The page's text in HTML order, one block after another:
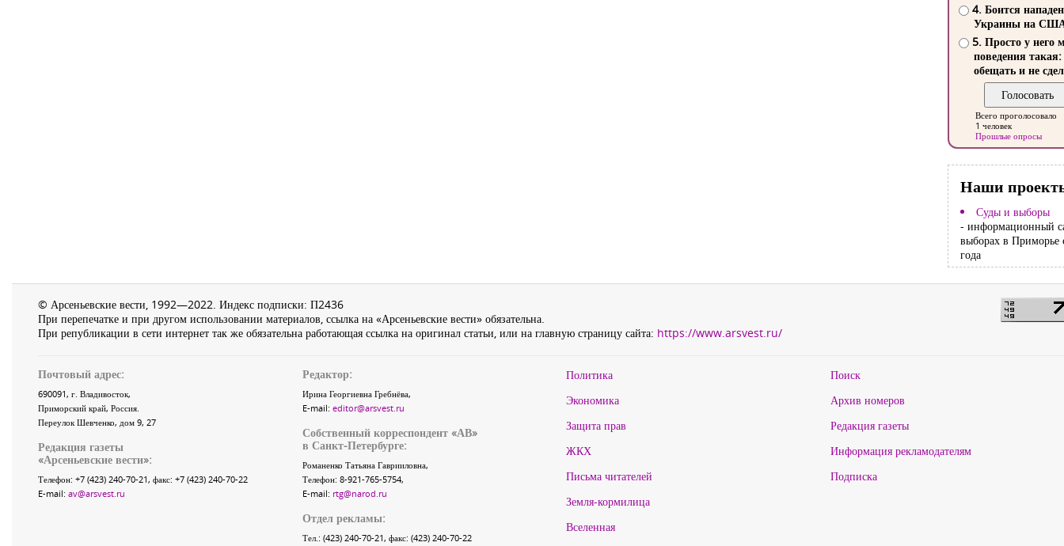
4. Боится
Украины на
5. Просто у него
поведения такая:
обещать и не
Всего проголосовало
1 человек
Прошлые опросы
Наши
Суды и выборы
- информационный
выборах в Приморье
года
© Арсеньевские вести, 1992—2022. Индекс подписки: П2436
При перепечатке и при другом использовании материалов, ссылка на «Арсеньевские вести» обязательна.
При републикации в сети интернет так же обязательна работающая ссылка на оригинал статьи, или на главную страницу сайта: https://www.arsvest.ru/
Почтовый адрес:
690091, г. Владивосток,
Приморский край, Россия.
Переулок Шевченко, дом 9, 27
Редакция газеты
«Арсеньевские вести»:
Телефон: +7 (423) 240-70-21, факс: +7 (423) 240-70-22
E-mail: av@arsvest.ru
Редактор:
Ирина Георгиевна Гребнёва,
E-mail: editor@arsvest.ru
Собственный корреспондент «АВ»
в Санкт-Петербурге:
Романенко Татьяна Гаврииловна,
Телефон: 8-921-765-5754,
E-mail: rtg@narod.ru
Отдел рекламы:
Тел.: (423) 240-70-21, факс: (423) 240-70-22
Политика
Экономика
Защита прав
ЖКХ
Письма читателей
Земля-кормилица
Вселенная
Поиск
Архив номеров
Редакция газеты
Информация рекламодателям
Подписка